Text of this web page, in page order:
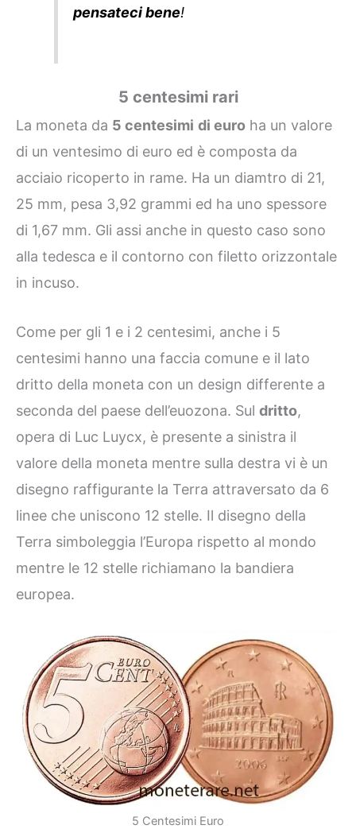
pensateci bene!
5 centesimi rari
La moneta da 5 centesimi di euro ha un valore
di un ventesimo di euro ed è composta da
acciaio ricoperto in rame. Ha un diamtro di 21,
25 mm, pesa 3,92 grammi ed ha uno spessore
di 1,67 mm. Gli assi anche in questo caso sono
alla tedesca e il contorno con filetto orizzontale
in incuso.
Come per gli 1 e i 2 centesimi, anche i 5
centesimi hanno una faccia comune e il lato
dritto della moneta con un design differente a
seconda del paese dell’euozona. Sul dritto,
opera di Luc Luycx, è presente a sinistra il
valore della moneta mentre sulla destra vi è un
disegno raffigurante la Terra attraversato da 6
linee che uniscono 12 stelle. Il disegno della
Terra simboleggia l’Europa rispetto al mondo
mentre le 12 stelle richiamano la bandiera
europea.
5 Centesimi Euro